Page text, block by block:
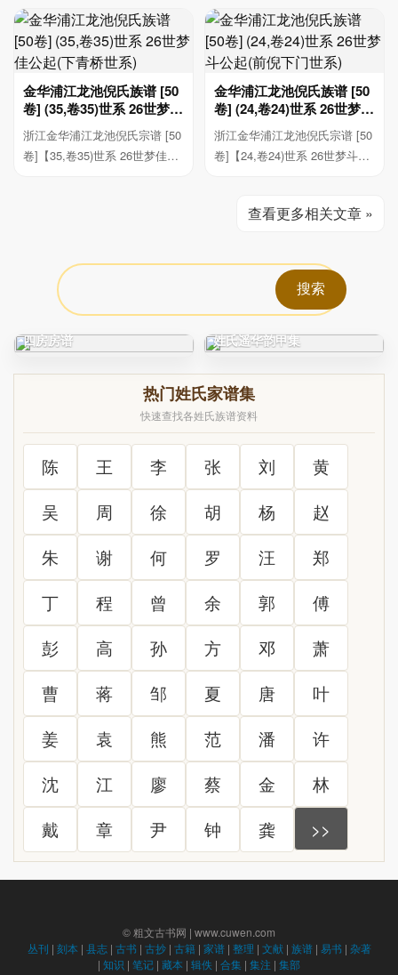
金华浦江龙池倪氏族谱 [50
卷] (35,卷35)世系 26世梦佳
公起(下青桥世系)
浙江金华浦江龙池倪氏宗谱 [50
卷]【35,卷35)世系 26世梦佳公
金华浦江龙池倪氏族谱 [50
卷] (24,卷24)世系 26世梦斗
公起(前倪下门世系)
浙江金华浦江龙池倪氏宗谱 [50
卷]【24,卷24)世系 26世梦斗公
查看更多相关文章 »
四房房谱
姓氏遥华韵甲集
热门姓氏家谱集
快速查找各姓氏族谱资料
陈 王 李 张 刘
黄
吴
周 徐 胡 杨
赵
朱
谢 何 罗 汪
郑
丁
程 曾 余 郭
傅
彭
高 孙 方 邓
萧
曹
蒋 邹 夏 唐
叶
姜
袁 熊 范 潘
许
沈
江 廖 蔡 金
林
戴
章 尹 钟 龚 >>
© 粗文古书网 | www.cuwen.com
丛刊 | 刻本| 县志| 古书 | 古抄| 古籍| 家谱| 整理 | 文献| 族谱| 易书 | 杂著
| 知识 | 笔记 | 藏本 | 辑佚 | 合集 | 集注 | 集部